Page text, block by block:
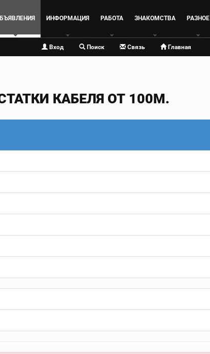
ИНФОРМАЦИЯ РАБОТА ЗНАКОМСТВА РАЗНОЕ
Вход Поиск Связь Главная
КАБЕЛЯ ОТ 100М.